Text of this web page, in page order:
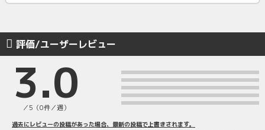
評価/ユーザーレビュー
3.0
／5（0件／週）
過去にレビューの投稿があった場合、最新の投稿で上書きされます。